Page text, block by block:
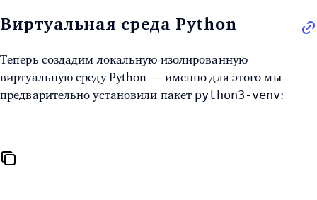
Виртуальная среда Python
Теперь создадим локальную изолированную
виртуальную среду Python — именно для этого мы
предварительно установили пакет python3-venv: